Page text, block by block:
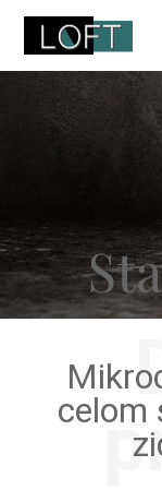
celom